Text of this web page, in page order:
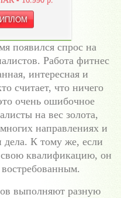
появился спрос на
Работа фитнес
интересная и
считает, что ничего
очень ошибочное
на вес золота,
направлениях и
дела. К тому же, если
квалификацию, он
выполняют разную